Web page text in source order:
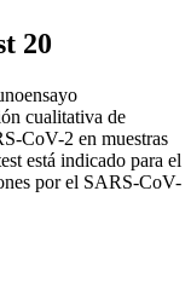
20
cualitativa de
CoV-2 en muestras
está indicado para el
por el SARS-CoV-